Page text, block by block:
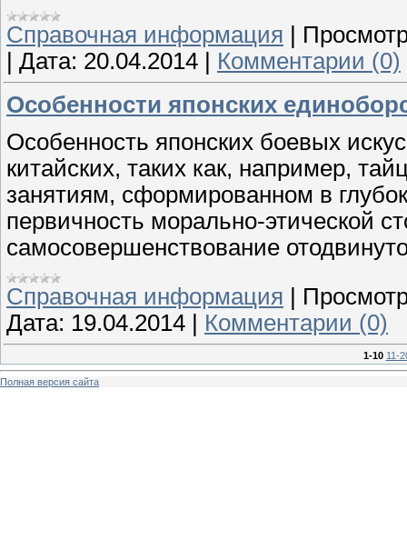
Справочная информация
Дата: 20.04.2014
Комментарии (0)
Особенности японских
Особенность японских боевых
китайских, таких как, например,
занятиям, сформированном в
первичность морально-этической
самосовершенствование
Справочная информация
Дата: 19.04.2014 Комментарии (0)
1-10 11-
Полная версия сайта